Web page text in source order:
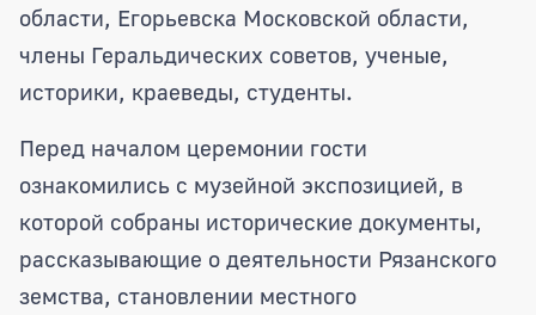
области, Егорьевска Московской области,
члены Геральдических советов, ученые,
историки, краеведы, студенты.
Перед началом церемонии гости
ознакомились с музейной экспозицией, в
которой собраны исторические документы,
рассказывающие о деятельности Рязанского
земства, становлении местного